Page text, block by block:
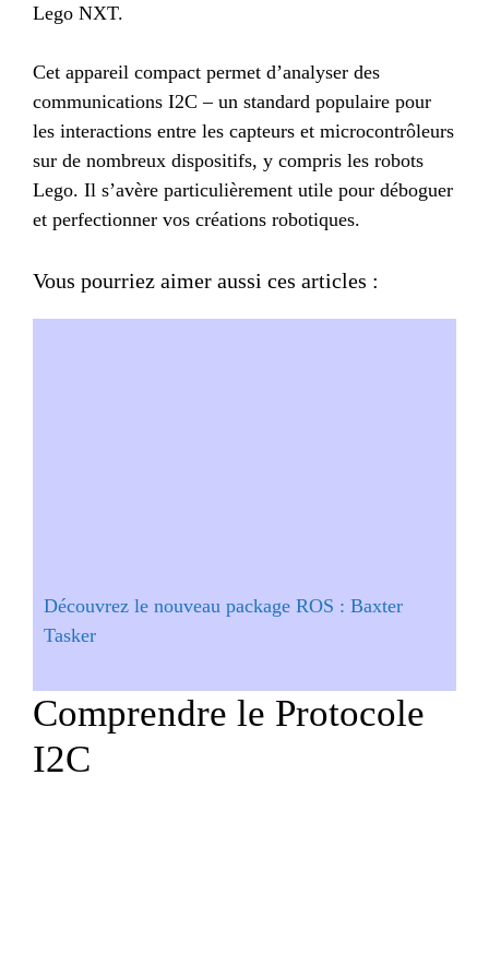
Lego NXT.
Cet appareil compact permet d’analyser des
communications I2C – un standard populaire pour
les interactions entre les capteurs et microcontrôleurs
sur de nombreux dispositifs, y compris les robots
Lego. Il s’avère particulièrement utile pour déboguer
et perfectionner vos créations robotiques.
Vous pourriez aimer aussi ces articles :
Découvrez le nouveau package ROS : Baxter
Tasker
Comprendre le Protocole
I2C